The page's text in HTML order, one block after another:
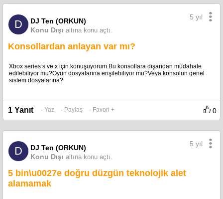
D
DJ Ten (ORKUN)
Konu Dışı altına konu açtı.
5 yıl
Konsollardan anlayan var mı?
Xbox series s ve x için konuşuyorum.Bu konsollara dışarıdan müdahale
edilebiliyor mu?Oyun dosyalarına erişilebiliyor mu?Veya konsolun genel
sistem dosyalarına?
1 Yanıt · Yaz · Paylaş · Favori + 0
D
DJ Ten (ORKUN)
Konu Dışı altına konu açtı.
5 yıl
5 bin\u0027e doğru düzgün teknolojik alet
alamamak